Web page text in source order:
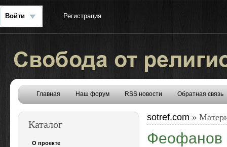
Войти Регистрация
Главная Наш форум RSS новости Обратная связь
Каталог
О проекте
sotref.com »
Феофанов